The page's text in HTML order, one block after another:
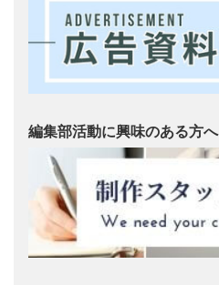
編集部活動に興味のある方へ